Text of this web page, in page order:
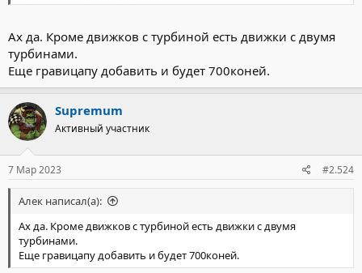
Ах да. Кроме движков с турбиной есть движки с двумя
турбинами.
Еще гравицапу добавить и будет 700коней.
Supremum
Активный участник
7 Мар 2023 #2.524
Алек написал(а):
Ах да. Кроме движков с турбиной есть движки с двумя
турбинами.
Еще гравицапу добавить и будет 700коней.